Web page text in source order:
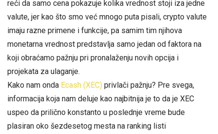
reći da samo cena pokazuje kolika vrednost stoji iza jedne
valute, jer kao što smo već mnogo puta pisali, crypto valute
imaju razne primene i funkcije, pa samim tim njihova
monetarna vrednost predstavlja samo jedan od faktora na
koji obraćamo pažnju pri pronalaženju novih opcija i
projekata za ulaganje.
Kako nam onda Ecash (XEC) privlači pažnju? Pre svega,
informacija koja nam deluje kao najbitnija je to da je XEC
uspeo da prilično konstanto u poslednje vreme bude
plasiran oko šezdesetog mesta na ranking listi